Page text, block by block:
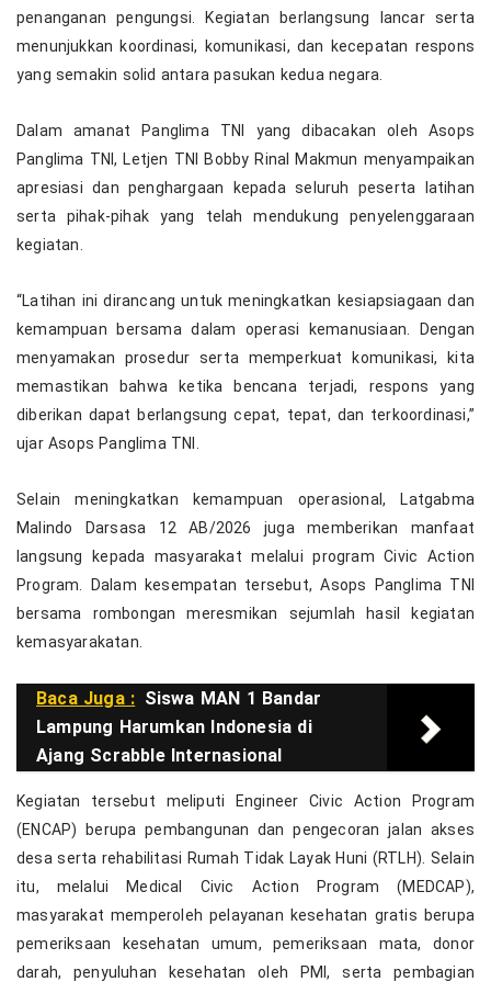
penanganan pengungsi. Kegiatan berlangsung lancar serta
menunjukkan koordinasi, komunikasi, dan kecepatan respons
yang semakin solid antara pasukan kedua negara.
Dalam amanat Panglima TNI yang dibacakan oleh Asops
Panglima TNI, Letjen TNI Bobby Rinal Makmun menyampaikan
apresiasi dan penghargaan kepada seluruh peserta latihan
serta pihak-pihak yang telah mendukung penyelenggaraan
kegiatan.
“Latihan ini dirancang untuk meningkatkan kesiapsiagaan dan
kemampuan bersama dalam operasi kemanusiaan. Dengan
menyamakan prosedur serta memperkuat komunikasi, kita
memastikan bahwa ketika bencana terjadi, respons yang
diberikan dapat berlangsung cepat, tepat, dan terkoordinasi,”
ujar Asops Panglima TNI.
Selain meningkatkan kemampuan operasional, Latgabma
Malindo Darsasa 12 AB/2026 juga memberikan manfaat
langsung kepada masyarakat melalui program Civic Action
Program. Dalam kesempatan tersebut, Asops Panglima TNI
bersama rombongan meresmikan sejumlah hasil kegiatan
kemasyarakatan.
Baca Juga : Siswa MAN 1 Bandar
Lampung Harumkan Indonesia di
Ajang Scrabble Internasional
Kegiatan tersebut meliputi Engineer Civic Action Program
(ENCAP) berupa pembangunan dan pengecoran jalan akses
desa serta rehabilitasi Rumah Tidak Layak Huni (RTLH). Selain
itu, melalui Medical Civic Action Program (MEDCAP),
masyarakat memperoleh pelayanan kesehatan gratis berupa
pemeriksaan kesehatan umum, pemeriksaan mata, donor
darah, penyuluhan kesehatan oleh PMI, serta pembagian